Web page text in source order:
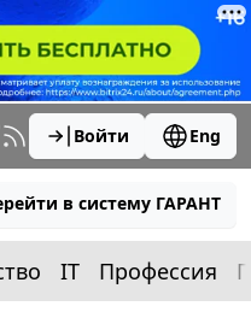
Войти Eng
в систему ГАРАНТ
IT Профессия